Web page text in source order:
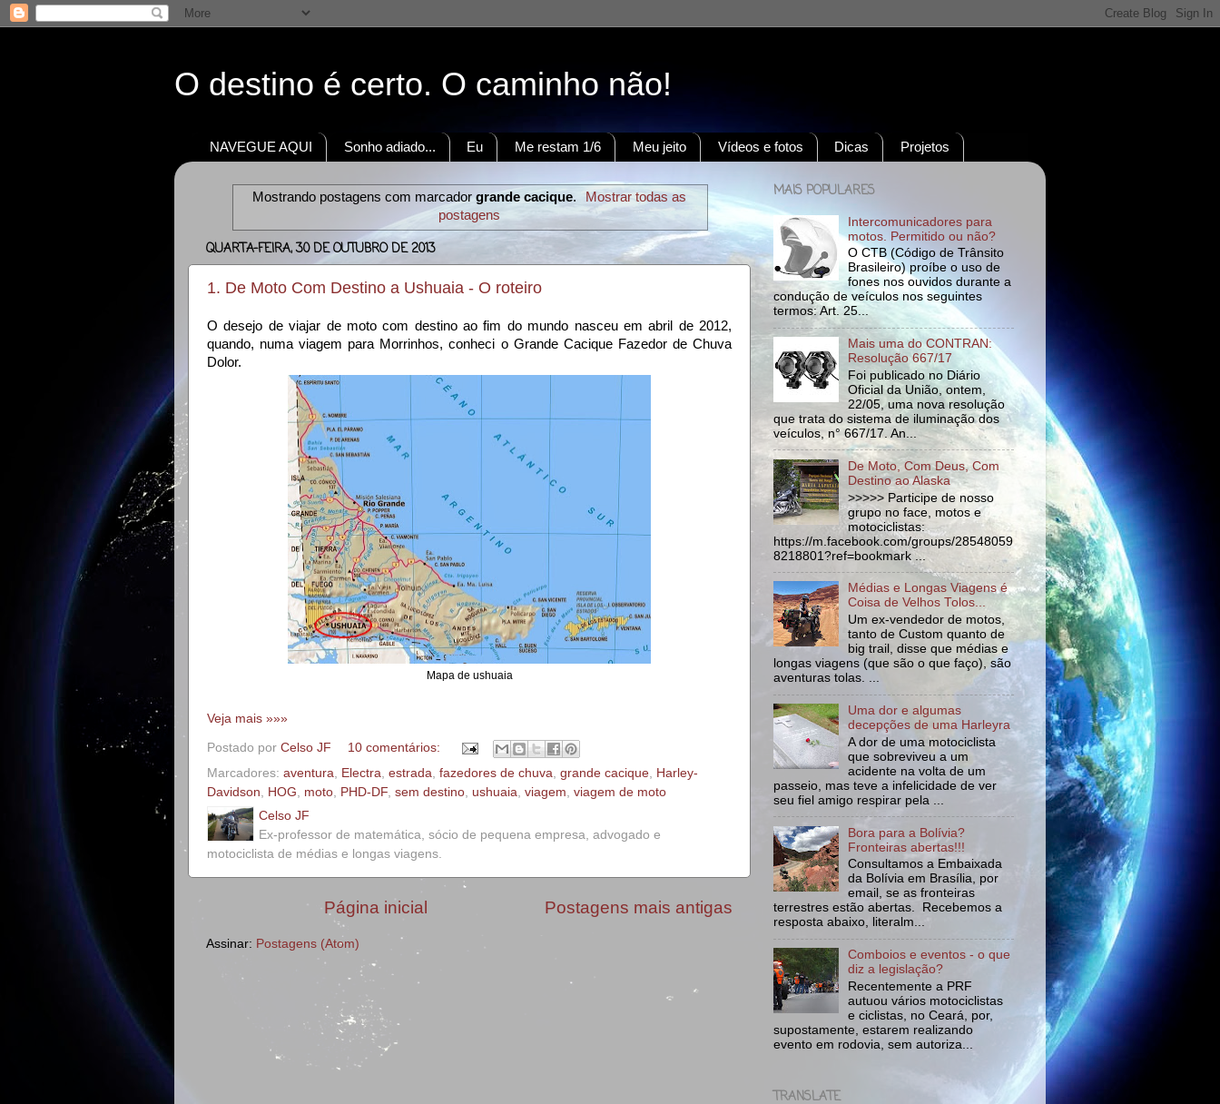
O destino é certo. O caminho não!
NAVEGUE AQUI Sonho adiado... Eu Me restam 1/6 Meu jeito Vídeos e fotos Dicas Projetos
Mostrando postagens com marcadorgrande cacique.
Mostrar todas as
postagens
QUARTA-FEIRA, 30 DE OUTUBRO DE 2013
1. De Moto Com Destino a Ushuaia - O roteiro
O desejo de viajar de moto com destino ao fim do mundo nasceu em abril de 2012,
quando, numa viagem para Morrinhos, conheci o Grande Cacique Fazedor de Chuva
Dolor.
Mapa de ushuaia
Veja mais »»»
Postado por Celso JF
10 comentários:
Marcadores: aventura Electra estrada fazedores de chuva grande cacique Harley-
Davidson
HOG moto PHD-DF sem destino ushuaia viagem viagem de moto
Celso JF
Ex-professor de matemática, sócio de pequena empresa, advogado e
motociclista de médias e longas viagens.
Postagens mais antigas
Página inicial
Assinar: Postagens (Atom)
MAIS POPULARES
Intercomunicadores para
motos. Permitido ou não?
O CTB (Código de Trânsito
Brasileiro) proíbe o uso de
fones nos ouvidos durante a
condução de veículos nos seguintes
termos: Art. 25...
Mais uma do CONTRAN:
Resolução 667/17
Foi publicado no Diário
Oficial da União, ontem,
22/05, uma nova resolução
que trata do sistema de iluminação dos
veículos, n° 667/17. An...
De Moto, Com Deus, Com
Destino ao Alaska
>>>>> Participe de nosso
grupo no face, motos e
motociclistas:
https://m.facebook.com/groups/28548059
8218801?ref=bookmark ...
Médias e Longas Viagens é
Coisa de Velhos Tolos...
Um ex-vendedor de motos,
tanto de Custom quanto de
big trail, disse que médias e
longas viagens (que são o que faço), são
aventuras tolas. ...
Uma dor e algumas
decepções de uma Harleyra
A dor de uma motociclista
que sobreviveu a um
acidente na volta de um
passeio, mas teve a infelicidade de ver
seu fiel amigo respirar pela ...
Bora para a Bolívia?
Fronteiras abertas!!!
Consultamos a Embaixada
da Bolívia em Brasília, por
email, se as fronteiras
terrestres estão abertas. Recebemos a
resposta abaixo, literalm...
Comboios e eventos - o que
diz a legislação?
Recentemente a PRF
autuou vários motociclistas
e ciclistas, no Ceará, por,
supostamente, estarem realizando
evento em rodovia, sem autoriza...
TRANSLATE